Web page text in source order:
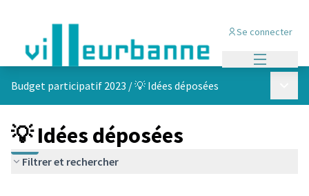
Se connecter
Budget participatif 2023 /💡 Idées déposées
💡 Idées déposées
Filtrer et rechercher